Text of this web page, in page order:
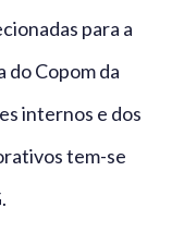
para a
do Copom da
internos e dos
tem-se